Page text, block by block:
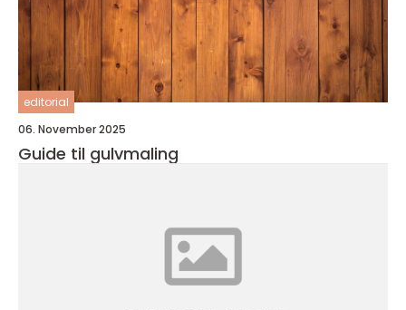
editorial
06. November 2025
Guide til gulvmaling